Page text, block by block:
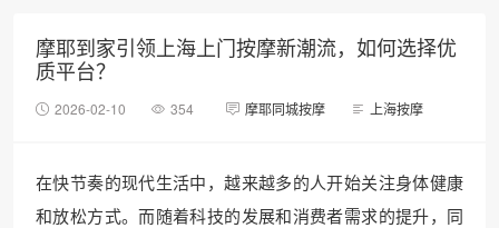
摩耶到家引领上海上门按摩新潮流，如何选择优
质平台？
2026-02-10 354 摩耶同城按摩 上海按摩
在快节奏的现代生活中，越来越多的人开始关注身体健康
和放松方式。而随着科技的发展和消费者需求的提升，同